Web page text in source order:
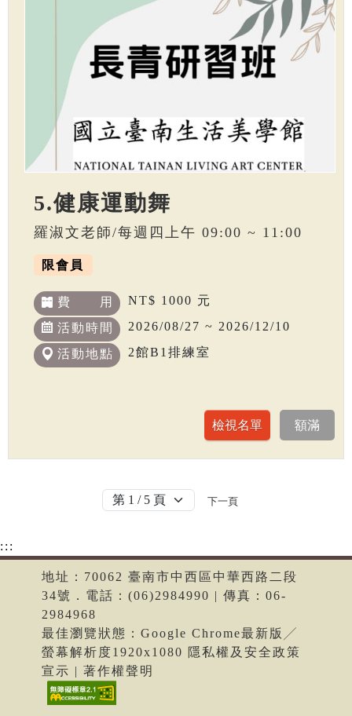
5.健康運動舞
羅淑文老師/每週四上午 09:00 ~ 11:00
限會員
費 用 NT$ 1000 元
活動時間 2026/08/27 ~ 2026/12/10
活動地點 2館B1排練室
下一頁
:::
地址：70062 臺南市中西區中華西路二段
34號．電話：(06)2984990 | 傳真：06-
2984968
最佳瀏覽狀態：Google Chrome最新版╱
螢幕解析度1920x1080 隱私權及安全政策
宣示 | 著作權聲明